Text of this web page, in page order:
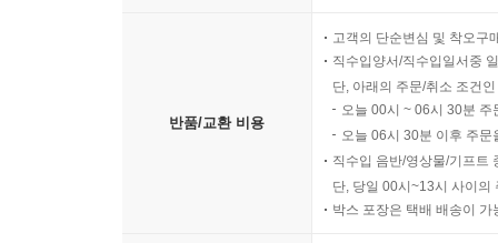
반품/교환 비용
고객의 단순변심 및 착오구
직수입양서/직수입일서중
단, 아래의 주문/취소 조건
오늘 00시 ~ 06시 30분
오늘 06시 30분 이후 주
직수입 음반/영상물/기프트
단, 당일 00시~13시 사이의
박스 포장은 택배 배송이